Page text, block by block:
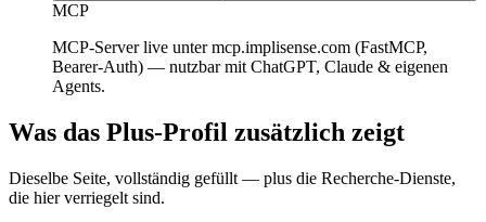
MCP
MCP-Server live unter mcp.implisense.com (FastMCP,
Bearer-Auth) — nutzbar mit ChatGPT, Claude & eigenen
Agents.
Was das Plus-Profil zusätzlich zeigt
Dieselbe Seite, vollständig gefüllt — plus die Recherche-Dienste,
die hier verriegelt sind.